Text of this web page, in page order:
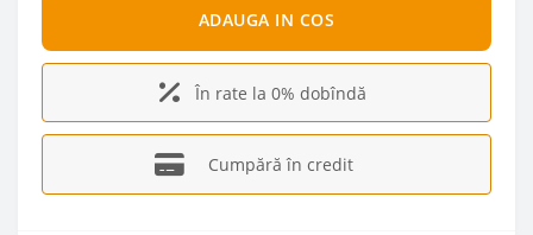
ADAUGA IN COS
În rate la 0% dobîndă
Cumpără în credit